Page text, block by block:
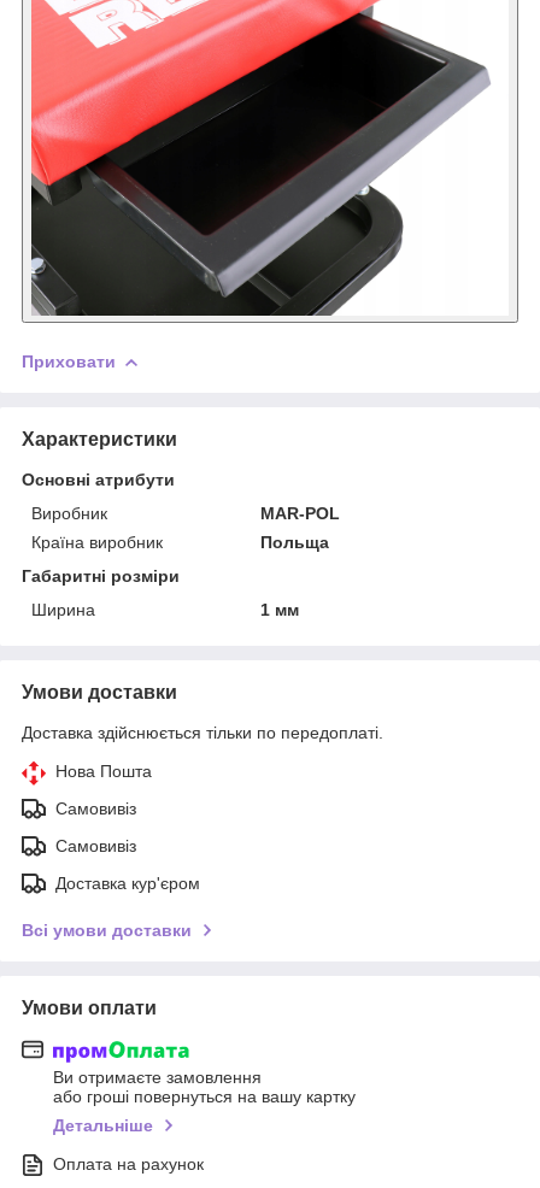
Приховати
Характеристики
Основні атрибути
Виробник
MAR-POL
Країна виробник
Польща
Габаритні розміри
Ширина
1 мм
Умови доставки
Доставка здійснюється тільки по передоплаті.
Нова Пошта
Самовивіз
Самовивіз
Доставка кур'єром
Всі умови доставки
Умови оплати
Ви отримаєте замовлення
або гроші повернуться на вашу картку
Детальніше
Оплата на рахунок